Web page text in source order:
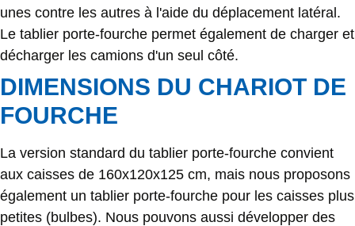
unes contre les autres à l'aide du déplacement latéral.
Le tablier porte-fourche permet également de charger et
décharger les camions d'un seul côté.
DIMENSIONS DU CHARIOT DE
FOURCHE
La version standard du tablier porte-fourche convient
aux caisses de 160x120x125 cm, mais nous proposons
également un tablier porte-fourche pour les caisses plus
petites (bulbes). Nous pouvons aussi développer des